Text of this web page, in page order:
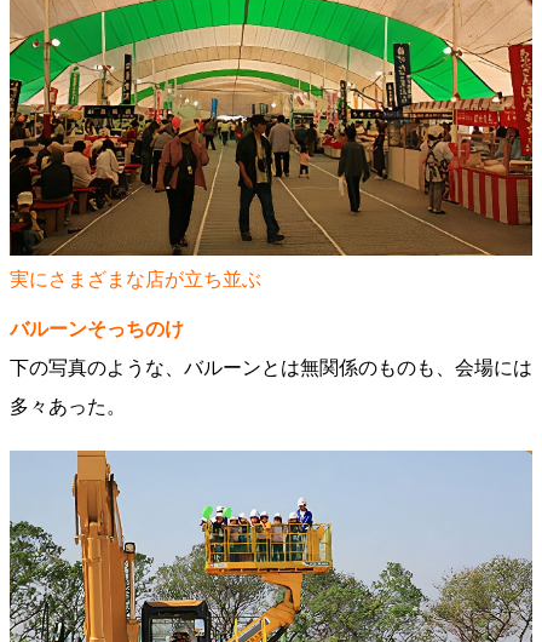
実にさまざまな店が立ち並ぶ
バルーンそっちのけ
下の写真のような、バルーンとは無関係のものも、会場には
多々あった。